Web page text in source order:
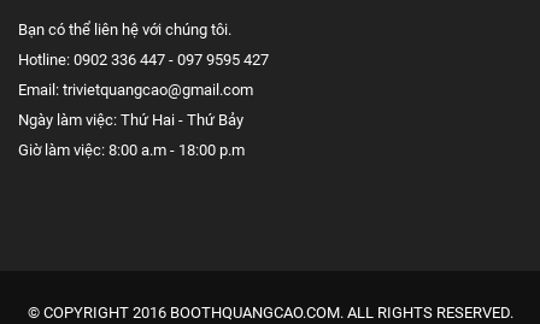
Bạn có thể liên hệ với chúng tôi.
Hotline: 0902 336 447 - 097 9595 427
Email: trivietquangcao@gmail.com
Ngày làm việc: Thứ Hai - Thứ Bảy
Giờ làm việc: 8:00 a.m - 18:00 p.m
© COPYRIGHT 2016 BOOTHQUANGCAO.COM. ALL RIGHTS RESERVED.